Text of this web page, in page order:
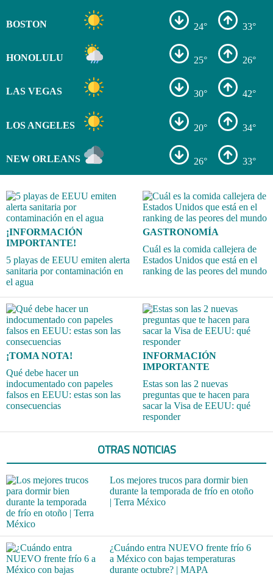
BOSTON 24° 33°
HONOLULU 25° 26°
LAS VEGAS 30° 42°
LOS ANGELES 20° 34°
NEW ORLEANS 26° 33°
¡INFORMACIÓN
IMPORTANTE!
5 playas de EEUU emiten alerta
sanitaria por contaminación en
el agua
GASTRONOMÍA
Cuál es la comida callejera de
Estados Unidos que está en el
ranking de las peores del mundo
¡TOMA NOTA!
Qué debe hacer un
indocumentado con papeles
falsos en EEUU: estas son las
consecuencias
INFORMACIÓN
IMPORTANTE
Estas son las 2 nuevas
preguntas que te hacen para
sacar la Visa de EEUU: qué
responder
OTRAS NOTICIAS
Los mejores trucos para dormir bien
durante la temporada de frío en otoño
| Terra México
¿Cuándo entra NUEVO frente frío 6
a México con bajas temperaturas
durante octubre? | MAPA